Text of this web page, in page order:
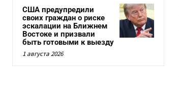
США предупредили
своих граждан о риске
эскалации на Ближнем
Востоке и призвали
быть готовыми к выезду
1 августа 2026